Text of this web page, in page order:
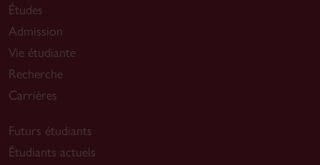
Études
Admission
Vie étudiante
Recherche
Carrières
Futurs étudiants
Étudiants actuels